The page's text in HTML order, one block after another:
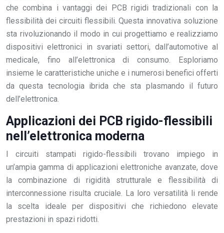
che combina i vantaggi dei PCB rigidi tradizionali con la
flessibilità dei circuiti flessibili. Questa innovativa soluzione
sta rivoluzionando il modo in cui progettiamo e realizziamo
dispositivi elettronici in svariati settori, dall’automotive al
medicale, fino all’elettronica di consumo. Esploriamo
insieme le caratteristiche uniche e i numerosi benefici offerti
da questa tecnologia ibrida che sta plasmando il futuro
dell’elettronica.
Applicazioni dei PCB rigido-flessibili
nell’elettronica moderna
I circuiti stampati rigido-flessibili trovano impiego in
un’ampia gamma di applicazioni elettroniche avanzate, dove
la combinazione di rigidità strutturale e flessibilità di
interconnessione risulta cruciale. La loro versatilità li rende
la scelta ideale per dispositivi che richiedono elevate
prestazioni in spazi ridotti.